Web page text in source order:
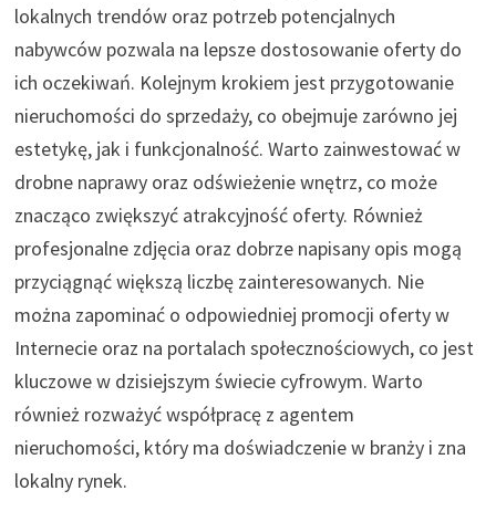
lokalnych trendów oraz potrzeb potencjalnych
nabywców pozwala na lepsze dostosowanie oferty do
ich oczekiwań. Kolejnym krokiem jest przygotowanie
nieruchomości do sprzedaży, co obejmuje zarówno jej
estetykę, jak i funkcjonalność. Warto zainwestować w
drobne naprawy oraz odświeżenie wnętrz, co może
znacząco zwiększyć atrakcyjność oferty. Również
profesjonalne zdjęcia oraz dobrze napisany opis mogą
przyciągnąć większą liczbę zainteresowanych. Nie
można zapominać o odpowiedniej promocji oferty w
Internecie oraz na portalach społecznościowych, co jest
kluczowe w dzisiejszym świecie cyfrowym. Warto
również rozważyć współpracę z agentem
nieruchomości, który ma doświadczenie w branży i zna
lokalny rynek.